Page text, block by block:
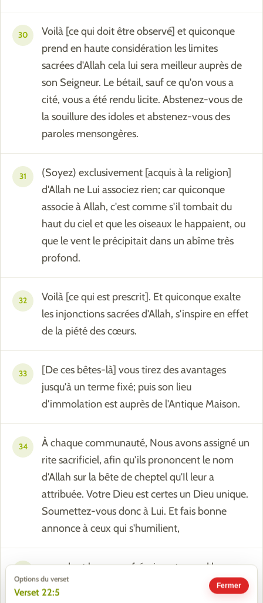
30
Voilà [ce qui doit être observé] et quiconque
prend en haute considération les limites
sacrées d'Allah cela lui sera meilleur auprès de
son Seigneur. Le bétail, sauf ce qu'on vous a
cité, vous a été rendu licite. Abstenez-vous de
la souillure des idoles et abstenez-vous des
paroles mensongères.
31
(Soyez) exclusivement [acquis à la religion]
d'Allah ne Lui associez rien; car quiconque
associe à Allah, c'est comme s'il tombait du
haut du ciel et que les oiseaux le happaient, ou
que le vent le précipitait dans un abîme très
profond.
32
Voilà [ce qui est prescrit]. Et quiconque exalte
les injonctions sacrées d'Allah, s'inspire en effet
de la piété des cœurs.
33
[De ces bêtes-là] vous tirez des avantages
jusqu'à un terme fixé; puis son lieu
d'immolation est auprès de l'Antique Maison.
34
À chaque communauté, Nous avons assigné un
rite sacrificiel, afin qu'ils prononcent le nom
d'Allah sur la bête de cheptel qu'Il leur a
attribuée. Votre Dieu est certes un Dieu unique.
Soumettez-vous donc à Lui. Et fais bonne
annonce à ceux qui s'humilient,
ceux dont les cœurs frémissent quand le nom
d'Allah est mentionné, ceux qui endurent ce qui
Options du verset
Verset 22:5
Fermer